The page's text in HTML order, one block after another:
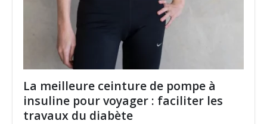
La meilleure ceinture de pompe à
insuline pour voyager : faciliter les
travaux du diabète